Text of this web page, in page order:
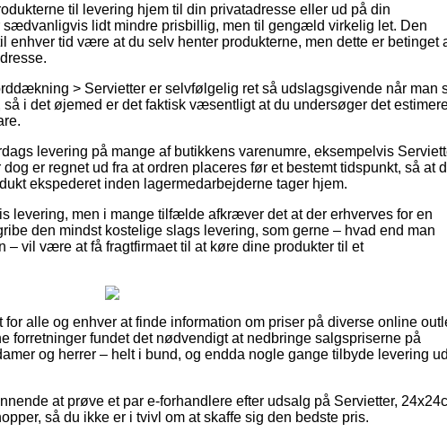
til levering hjem til din privatadresse eller ud på din
lidt mindre prisbillig, men til gengæld virkelig let. Den
enhver tid være at du selv henter produkterne, men dette er betinget
> Servietter er selvfølgelig ret så udslagsgivende når man
i det øjemed er det faktisk væsentligt at du undersøger det
levering på mange af butikkens varenumre, eksempelvis
er regnet ud fra at ordren placeres før et bestemt tidspunkt, så at
ekspederet inden lagermedarbejderne tager hjem.
levering, men i mange tilfælde afkræver det at der erhverves for en
den mindst kostelige slags levering, som gerne – hvad end man
– vil være at få fragtfirmaet til at køre dine produkter til et
alle og enhver at finde information om priser på diverse online
forretninger fundet det nødvendigt at nedbringe salgspriserne på
og herrer – helt i bund, og endda nogle gange tilbyde levering
at prøve et par e-forhandlere efter udsalg på Servietter,
så du ikke er i tvivl om at skaffe sig den bedste pris.